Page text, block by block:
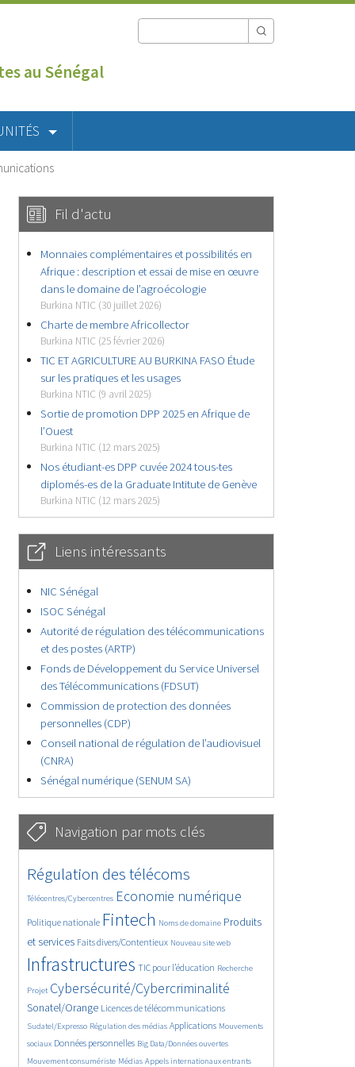
au Sénégal
Fil d'actu
Monnaies complémentaires et possibilités en
Afrique : description et essai de mise en œuvre
dans le domaine de l’agroécologie
Burkina NTIC (30 juillet 2026)
Charte de membre Africollector
Burkina NTIC (25 février 2026)
TIC ET AGRICULTURE AU BURKINA FASO Étude
sur les pratiques et les usages
Burkina NTIC (9 avril 2025)
Sortie de promotion DPP 2025 en Afrique de
l’Ouest
Burkina NTIC (12 mars 2025)
Nos étudiant-es DPP cuvée 2024 tous-tes
diplomés-es de la Graduate Intitute de Genève
Burkina NTIC (12 mars 2025)
Liens intéressants
NIC Sénégal
ISOC Sénégal
Autorité de régulation des télécommunications
et des postes (ARTP)
Fonds de Développement du Service Universel
des Télécommunications (FDSUT)
Commission de protection des données
personnelles (CDP)
Conseil national de régulation de l’audiovisuel
(CNRA)
Sénégal numérique (SENUM SA)
Navigation par mots clés
4593/5760
Régulation des télécoms
350/5760
Télécentres/Cybercentres
3631/5760 Economie numérique
1854/5760
Politique nationale
5276/5760 Fintech
628/5760
Noms de domaine
2254/5760
Produits
et services
1559/5760 Faits divers/Contentieux
817/5760 Nouveau site web
5760/5760
Infrastructures
1889/5760
TIC pour l’éducation
201/5760
Recherche
246/5760
Projet
3823/5760Cybersécurité/Cybercriminalité
2214/5760
Sonatel/Orange
1615/5760 Licences de télécommunications
288/5760
Sudatel/Expresso
1040/5760 Régulation des médias
1530/5760 Applications
1240/5760
Mouvements
sociaux
1662/5760Données personnelles
150/5760 Big Data/Données ouvertes
649/5760
Mouvement consumériste
369/5760 Médias
642/5760 Appels internationaux entrants
1717/5760